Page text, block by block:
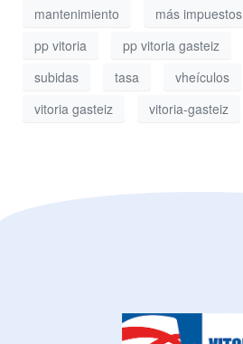
mantenimiento
más impuestos
pp vitoria
pp vitoria gasteiz
subidas
tasa vheículos
vitoria gasteiz
vitoria-gasteiz